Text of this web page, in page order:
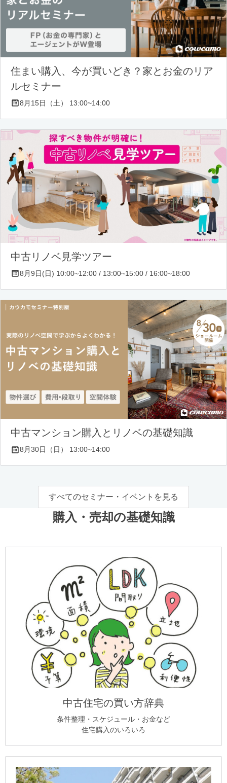
住まい購入、今が買いどき？家とお金のリア
ルセミナー
8月15日（土） 13:00~14:00
中古リノベ見学ツアー
8月9日(日) 10:00~12:00 / 13:00~15:00 / 16:00~18:00
中古マンション購入とリノベの基礎知識
8月30日（日） 13:00~14:00
すべてのセミナー・イベントを見る
購入・売却の基礎知識
中古住宅の買い方辞典
条件整理・スケジュール・お金など
住宅購入のいろいろ